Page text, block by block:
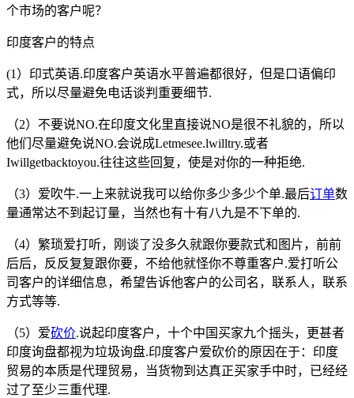
个市场的客户呢？
印度客户的特点
(1）印式英语.印度客户英语水平普遍都很好，但是口语偏印
式，所以尽量避免电话谈判重要细节.
（2）不要说NO.在印度文化里直接说NO是很不礼貌的，所以
他们尽量避免说NO.会说成Letmesee.lwilltry.或者
Iwillgetbacktoyou.往往这些回复，使是对你的一种拒绝.
（3）爱吹牛.一上来就说我可以给你多少多少个单.最后订单数
量通常达不到起订量，当然也有十有八九是不下单的.
（4）繁琐爱打听，刚谈了没多久就跟你要款式和图片，前前
后后，反反复复跟你要，不给他就怪你不尊重客户.爱打听公
司客户的详细信息，希望告诉他客户的公司名，联系人，联系
方式等等.
（5）爱砍价.说起印度客户，十个中国买家九个摇头，更甚者
印度询盘都视为垃圾询盘.印度客户爱砍价的原因在于：印度
贸易的本质是代理贸易，当货物到达真正买家手中时，已经经
过了至少三重代理.